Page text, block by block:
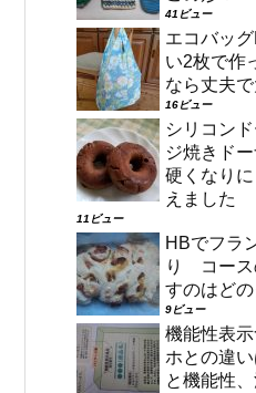
41ビュー
エコバッ
い2枚で作
なら丈夫で
16ビュー
シリコン
ジ焼きド
硬くなり
えました
11ビュー
HBでフラ
り コース
すのはど
9ビュー
機能性表
ホとの違
と機能性